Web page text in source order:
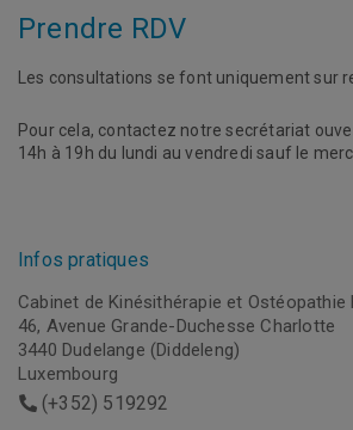
Prendre RDV
Les consultations se font uniquement sur
Pour cela, contactez notre secrétariat
14h à 19h du lundi au vendredi sauf le
Infos pratiques
Cabinet de Kinésithérapie et Ostéopathie
46, Avenue Grande-Duchesse Charlotte
3440 Dudelange (Diddeleng)
Luxembourg
(+352) 519292